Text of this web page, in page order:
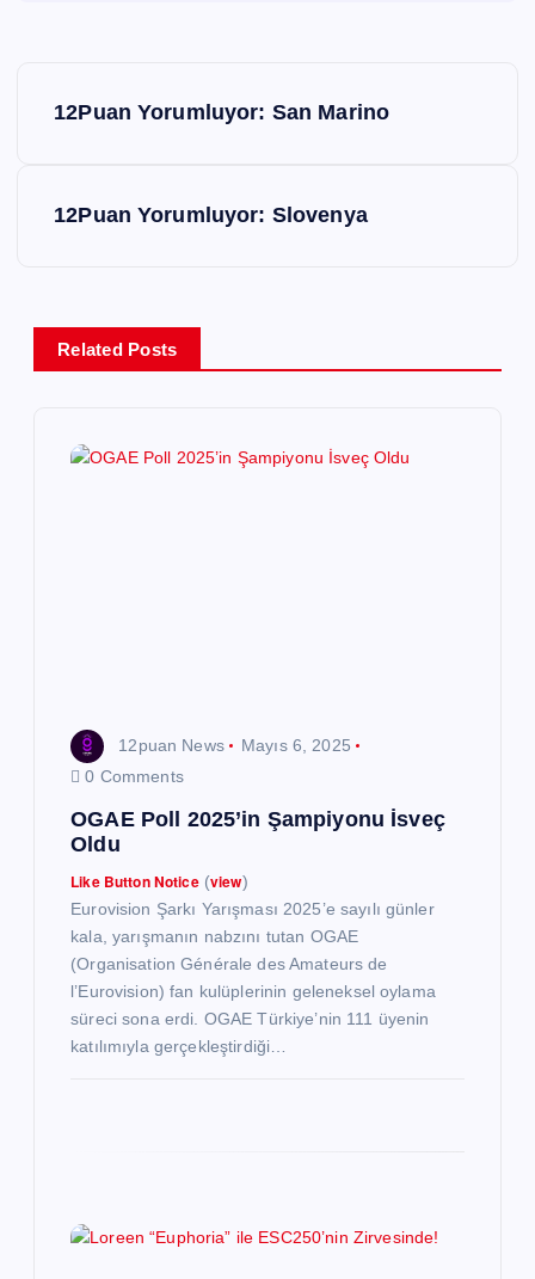
g
e
12Puan Yorumluyor: San Marino
12Puan Yorumluyor: Slovenya
Related Posts
12puan News
Mayıs 6, 2025
0 Comments
OGAE Poll 2025’in Şampiyonu İsveç
Oldu
Like Button Notice(view)
Eurovision Şarkı Yarışması 2025’e sayılı günler
kala, yarışmanın nabzını tutan OGAE
(Organisation Générale des Amateurs de
l’Eurovision) fan kulüplerinin geleneksel oylama
süreci sona erdi. OGAE Türkiye’nin 111 üyenin
katılımıyla gerçekleştirdiği…